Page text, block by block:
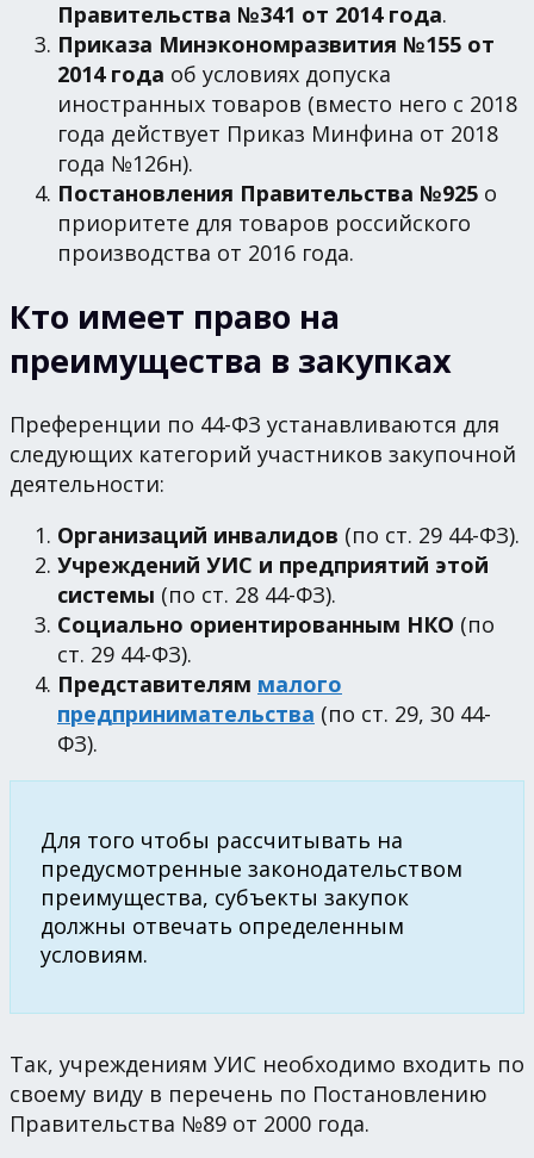
Правительства №341 от 2014 года.
Приказа Минэкономразвития №155 от
2014 года об условиях допуска
иностранных товаров (вместо него с 2018
года действует Приказ Минфина от 2018
года №126н).
Постановления Правительства №925 о
приоритете для товаров российского
производства от 2016 года.
Кто имеет право на
преимущества в закупках
Преференции по 44-ФЗ устанавливаются для
следующих категорий участников закупочной
деятельности:
Организаций инвалидов (по ст. 29 44-ФЗ).
Учреждений УИС и предприятий этой
системы (по ст. 28 44-ФЗ).
Социально ориентированным НКО (по
ст. 29 44-ФЗ).
Представителям малого
предпринимательства (по ст. 29, 30 44-
ФЗ).
Для того чтобы рассчитывать на
предусмотренные законодательством
преимущества, субъекты закупок
должны отвечать определенным
условиям.
Так, учреждениям УИС необходимо входить по
своему виду в перечень по Постановлению
Правительства №89 от 2000 года.